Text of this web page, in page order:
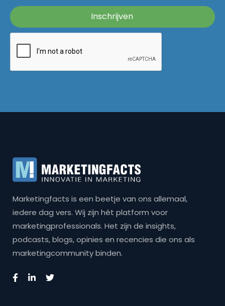
Marketingfacts is een beetje van ons allemaal,
iedere dag vers. Wij zijn hét platform voor
marketingprofessionals. Het zijn de insights,
podcasts, blogs, opinies en recencies die ons als
marketingcommunity binden.